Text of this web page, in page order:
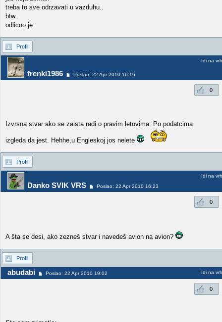
treba to sve odrzavati u vazduhu..
btw..
odlicno je
Profil
frenki1986 Poslao: 22 Apr 2010 16:16
Idi na vrh
0
Izvrsna stvar ako se zaista radi o pravim letovima. Po podatcima
izgleda da jest. Hehhe,u Engleskoj jos nelete
Profil
Danko SVIK VRS Poslao: 22 Apr 2010 16:23
Idi na vrh
0
A šta se desi, ako zezneš stvar i navedeš avion na avion?
Profil
abudabi Poslao: 22 Apr 2010 19:02 Idi na vrh
0